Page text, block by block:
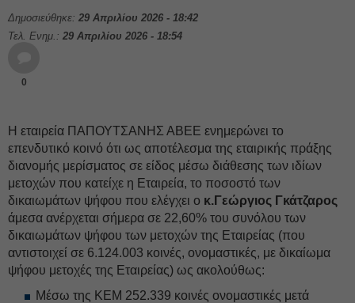
Δημοσιεύθηκε: 29 Απριλίου 2026 - 18:42
Τελ. Ενημ.: 29 Απριλίου 2026 - 18:54
0
Η εταιρεία ΠΑΠΟΥΤΣΑΝΗΣ ΑΒΕΕ ενημερώνει το
επενδυτικό κοινό ότι ως αποτέλεσμα της εταιρικής πράξης
διανομής μερίσματος σε είδος μέσω διάθεσης των ιδίων
μετοχών που κατείχε η Εταιρεία, το ποσοστό των
δικαιωμάτων ψήφου που ελέγχει ο κ.Γεώργιος Γκάτζαρος
άμεσα ανέρχεται σήμερα σε 22,60% του συνόλου των
δικαιωμάτων ψήφου των μετοχών της Εταιρείας (που
αντιστοιχεί σε 6.124.003 κοινές, ονομαστικές, με δικαίωμα
ψήφου μετοχές της Εταιρείας) ως ακολούθως:
Μέσω της ΚΕΜ 252.339 κοινές ονομαστικές μετά